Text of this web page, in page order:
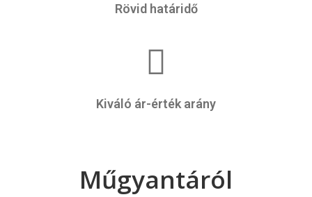
Rövid határidő
Kiváló ár-érték arány
Műgyantáról